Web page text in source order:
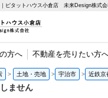
ピタットハウス小倉店 未来Design株式会
方へ 不動産を売りたい方
土地・売地 宇治市 近鉄京
ません